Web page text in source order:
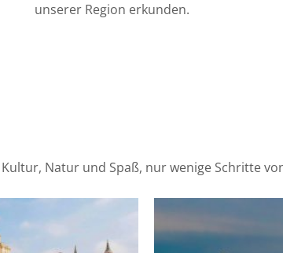
unserer Region erkunden.
Natur und Spaß, nur wenige Schritte